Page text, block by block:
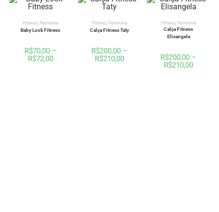
VER OPÇÕES
Fitness, Feminina
Baby Look Fitness
R$70,00 –
R$72,00
VER OPÇÕES
Fitness, Feminina
Calça Fitness Taty
R$200,00 –
R$210,00
VER OPÇÕES
Fitness,Feminina
Calça Fitness
Elisangela
R$200,00 –
R$210,00